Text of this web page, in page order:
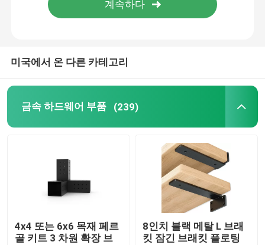
미국에서 온 다른 카테고리
금속 하드웨어 부품 (239)
4x4 또는 6x6 목재 페르
골 키트 3 차원 확장 브
8인치 블랙 메탈 L 브래
킷 잠긴 브래킷 플로팅